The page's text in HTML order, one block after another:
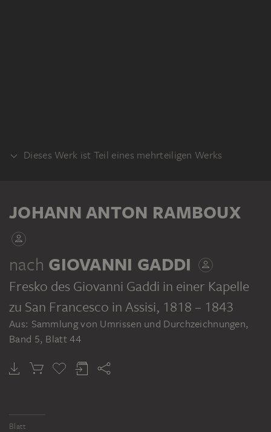
Dieses Werk ist Teil eines mehrteiligen Werks
JOHANN ANTON RAMBOUX
JOHANN ANTON RAMBOUX
nach GIOVANNI GADDI
Fresko des Giovanni Gaddi in einer Kapelle
zu San Francesco in Assisi, 1818 – 1843
Aus: Sammlung von Umrissen und Durchzeichnungen,
Band 5, Blatt 44
Blatt